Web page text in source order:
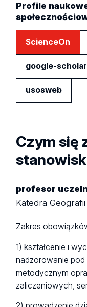
Profile
ScienceOn
google-scholar
usosweb
Czym się
profesor
Katedra
Zakres
1) kształcenie i
nadzorowanie
metodycznym
zaliczeniowych,